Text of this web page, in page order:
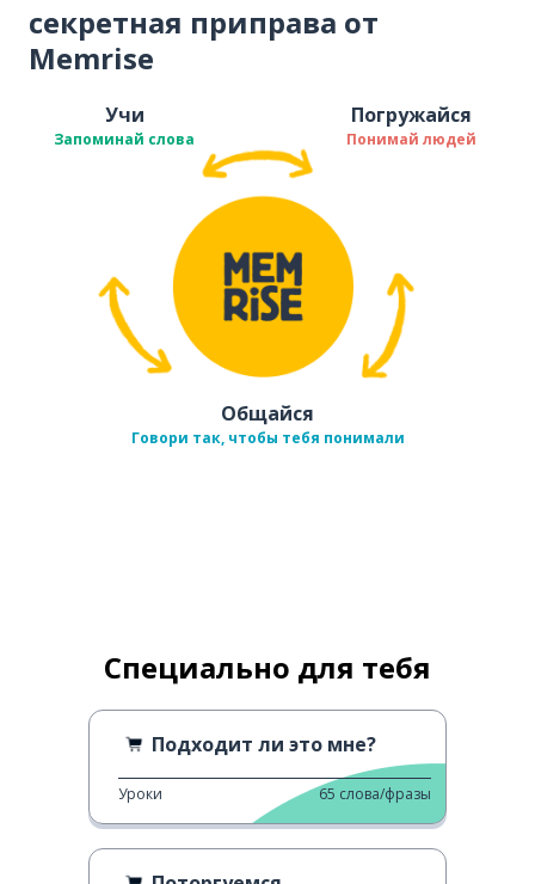
секретная приправа от
Memrise
Учи
Запоминай слова
Погружайся
Понимай людей
Общайся
Говори так, чтобы тебя понимали
Специально для тебя
Подходит ли это мне?
Уроки 65 слова/фразы